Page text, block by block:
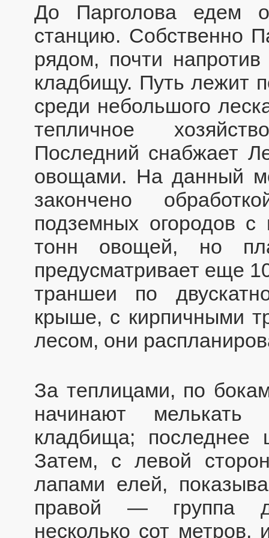
До Парголова едем
станцию. Собственно
рядом, почти
кладбищу. Путь лежит
среди небольшого
тепличное
Последний снабжает
овощами. На данный
закончено
подземных огородов
тонн овощей, но
предусматривает еще
траншеи по
крыше, с кирпичными
лесом, они
За теплицами, по
начинают мелькать
кладбища; последнее
Затем, с левой
лапами елей,
правой — группа
несколько сот метров,